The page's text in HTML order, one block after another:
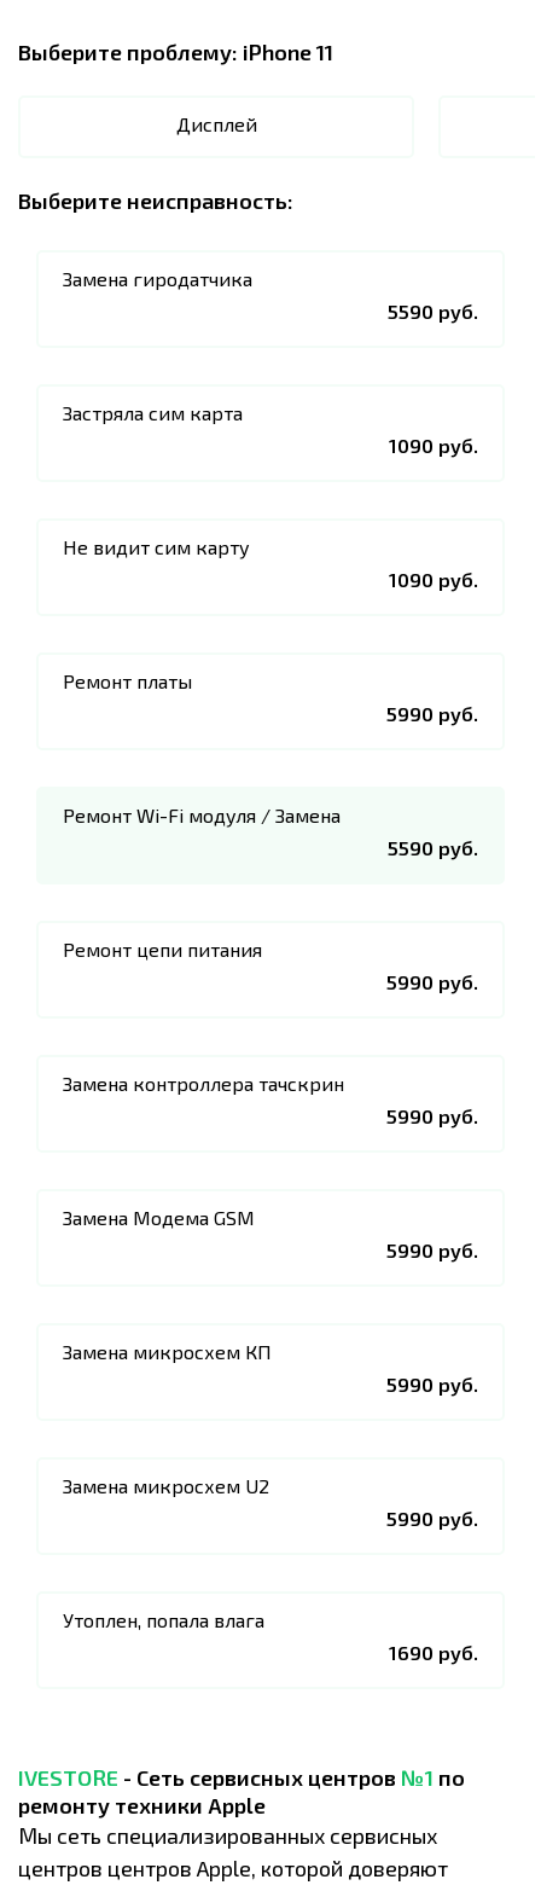
Выберите проблему: iPhone 11
Дисплей
Выберите неисправность:
Замена гиродатчика
5590 руб.
Застряла сим карта
1090 руб.
Не видит сим карту
1090 руб.
Ремонт платы
5990 руб.
Ремонт Wi-Fi модуля / Замена
5590 руб.
Ремонт цепи питания
5990 руб.
Замена контроллера тачскрин
5990 руб.
Замена Модема GSM
5990 руб.
Замена микросхем КП
5990 руб.
Замена микросхем U2
5990 руб.
Утоплен, попала влага
1690 руб.
IVESTORE - Сеть сервисных центров №1 по
ремонту техники Apple
Мы сеть специализированных сервисных
центров центров Apple, которой доверяют